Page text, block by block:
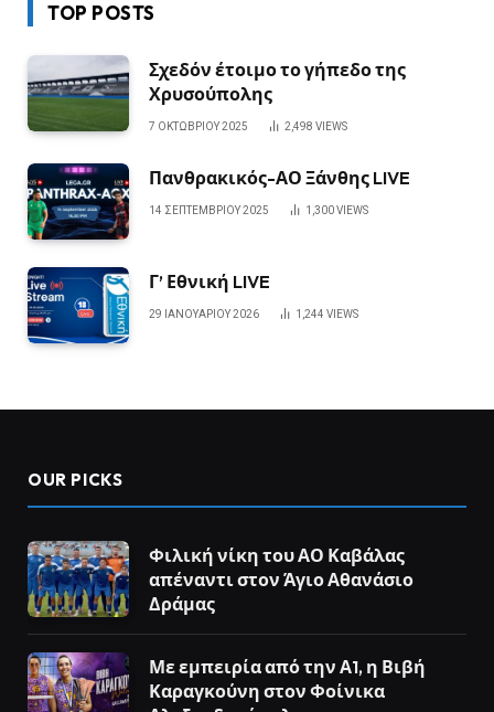
TOP POSTS
Σχεδόν έτοιμο το γήπεδο της
Χρυσούπολης
7 ΟΚΤΩΒΡΊΟΥ 2025 2,498 VIEWS
Πανθρακικός-ΑΟ Ξάνθης LIVE
14 ΣΕΠΤΕΜΒΡΊΟΥ 2025 1,300VIEWS
Γ’ Εθνική LIVE
29 ΙΑΝΟΥΑΡΊΟΥ 2026 1,244 VIEWS
OUR PICKS
Φιλική νίκη του ΑΟ Καβάλας
απέναντι στον Άγιο Αθανάσιο
Δράμας
Με εμπειρία από την Α1, η Βιβή
Καραγκούνη στον Φοίνικα